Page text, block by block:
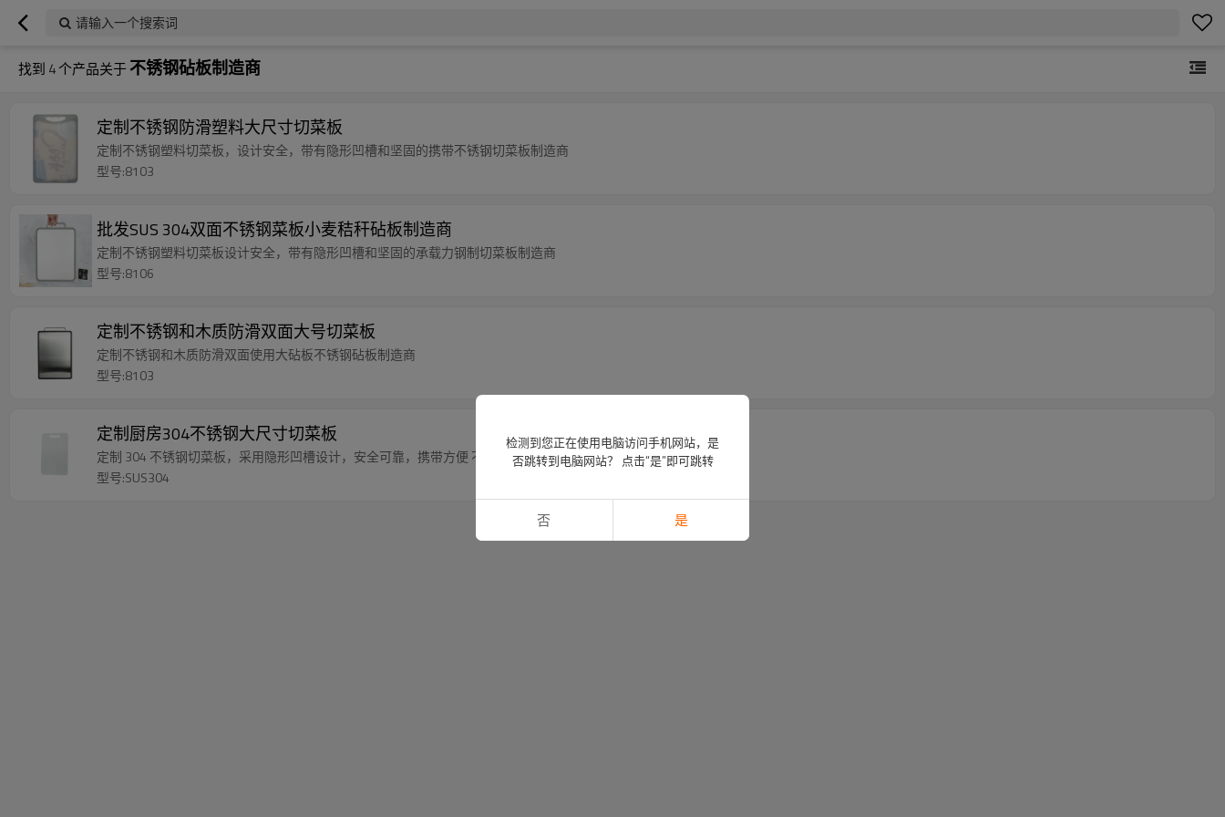
请输入一个搜索词
找到 4个产品关于不锈钢砧板制造商
定制不锈钢防滑塑料大尺寸切菜板
定制不锈钢塑料切菜板，设计安全，带有隐形凹槽和坚固的携带不锈钢切菜板制造商
型号:8103
批发SUS 304双面不锈钢菜板小麦秸秆砧板制造商
定制不锈钢塑料切菜板设计安全，带有隐形凹槽和坚固的承载力钢制切菜板制造商
型号:8106
定制不锈钢和木质防滑双面大号切菜板
定制不锈钢和木质防滑双面使用大砧板不锈钢砧板制造商
型号:8103
定制厨房304不锈钢大尺寸切菜板
定制 304 不锈钢切菜板，采用隐形凹槽设计，安全可靠，携带方便 不锈钢切菜板制造商
型号:SUS304
检测到您正在使用电脑访问手机网站，是
否跳转到电脑网站？ 点击“是”即可跳转
否 是